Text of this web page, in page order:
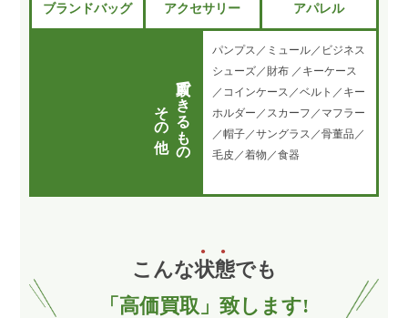
ブランドバッグ アクセサリー アパレル
買取できるもの
その他
パンプス／ミュール／ビジネス
シューズ／財布 ／キーケース
／コインケース／ベルト／キー
ホルダー／スカーフ／マフラー
／帽子／サングラス／骨董品／
毛皮／着物／食器
こんな状態でも
「高価買取」致します!